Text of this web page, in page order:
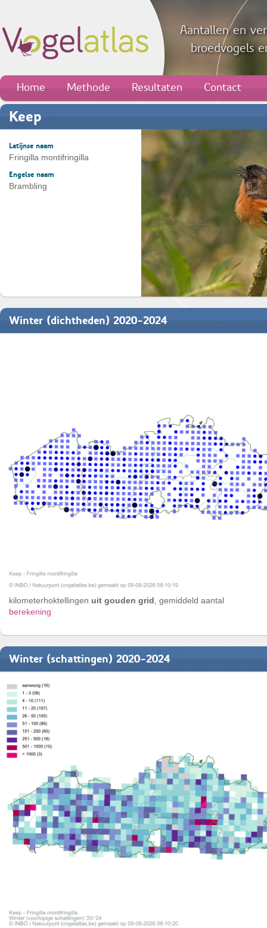
Aantallen en
broedvogels
Home Methode Resultaten Contact
Keep
Latijnse naam
Fringilla montifringilla
Engelse naam
Brambling
Winter (dichtheden) 2020-2024
kilometerhoktellingen uit gouden grid, gemiddeld aantal
berekening
Winter (schattingen) 2020-2024